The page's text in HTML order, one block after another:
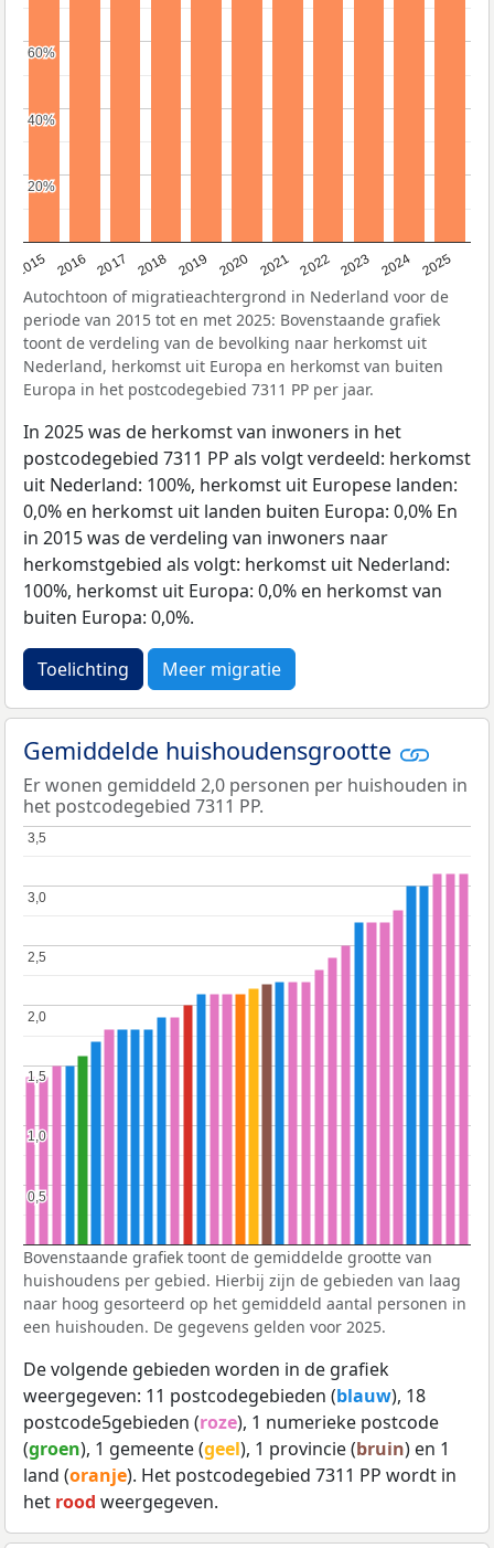
2015 2016 2017 2018 2019 2020 2021 2022 2023 2024 2025
20%
20%
40%
40%
60%
60%
Autochtoon of migratieachtergrond in Nederland voor de
periode van 2015 tot en met 2025: Bovenstaande grafiek
toont de verdeling van de bevolking naar herkomst uit
Nederland, herkomst uit Europa en herkomst van buiten
Europa in het postcodegebied 7311 PP per jaar.
In 2025 was de herkomst van inwoners in het
postcodegebied 7311 PP als volgt verdeeld: herkomst
uit Nederland: 100%, herkomst uit Europese landen:
0,0% en herkomst uit landen buiten Europa: 0,0% En
in 2015 was de verdeling van inwoners naar
herkomstgebied als volgt: herkomst uit Nederland:
100%, herkomst uit Europa: 0,0% en herkomst van
buiten Europa: 0,0%.
Toelichting Meer migratie
Gemiddelde huishoudensgrootte
Er wonen gemiddeld 2,0 personen per huishouden in
het postcodegebied 7311 PP.
0,5
0,5
1,0
1,0
1,5
1,5
2,0
2,0
2,5
2,5
3,0
3,0
3,5
3,5
Bovenstaande grafiek toont de gemiddelde grootte van
huishoudens per gebied. Hierbij zijn de gebieden van laag
naar hoog gesorteerd op het gemiddeld aantal personen in
een huishouden. De gegevens gelden voor 2025.
De volgende gebieden worden in de grafiek
weergegeven: 11 postcodegebieden (blauw), 18
postcode5gebieden (roze), 1 numerieke postcode
(groen), 1 gemeente (geel), 1 provincie (bruin) en 1
land (oranje). Het postcodegebied 7311 PP wordt in
het rood weergegeven.